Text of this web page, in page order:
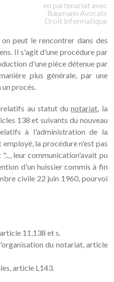
en partenariat avec
Baumann Avocats
Droit informatique
peut le rencontrer dans des
Il s'agit d'une procédure par
d'une pièce détenue par
plus générale, par une
un procès.
au statut dunotariat, la
138 et suivants du nouveau
à l'administration de la
employé, la procédure n'est pas
leur communication'avait pu
d'un huissier commis à fin
civile 22 juin 1960, pourvoi
11,138 et s.
du notariat, article
article L143.